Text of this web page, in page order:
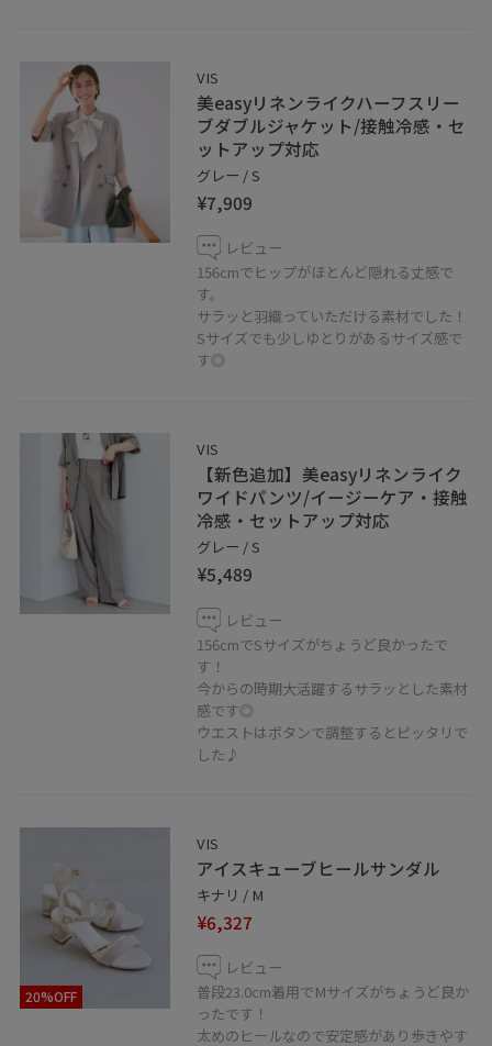
VIS
美easyリネンライクハーフスリー
ブダブルジャケット/接触冷感・セ
ットアップ対応
グレー / S
¥7,909
レビュー
156cmでヒップがほとんど隠れる丈感で
す。
サラッと羽織っていただける素材でした！
Sサイズでも少しゆとりがあるサイズ感で
す◎
VIS
【新色追加】美easyリネンライク
ワイドパンツ/イージーケア・接触
冷感・セットアップ対応
グレー / S
¥5,489
レビュー
156cmでSサイズがちょうど良かったで
す！
今からの時期大活躍するサラッとした素材
感です◎
ウエストはボタンで調整するとピッタリで
した♪
20%OFF
VIS
アイスキューブヒールサンダル
キナリ / M
¥6,327
レビュー
普段23.0cm着用でMサイズがちょうど良か
ったです！
太めのヒールなので安定感があり歩きやす